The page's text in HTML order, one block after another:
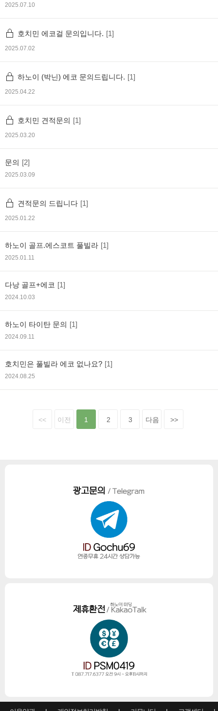
2025.07.10
호치민 에코걸 문의입니다. [1]
2025.07.02
하노이 (박닌) 에코 문의드립니다. [1]
2025.04.22
호치민 견적문의 [1]
2025.03.20
문의 [2]
2025.03.09
견적문의 드립니다 [1]
2025.01.22
하노이 골프.에스코트 풀빌라 [1]
2025.01.11
다낭 골프+에코 [1]
2024.10.03
하노이 타이탄 문의 [1]
2024.09.11
호치민은 풀빌라 에코 없나요? [1]
2024.08.25
<< 이전 1 2 3 다음 >>